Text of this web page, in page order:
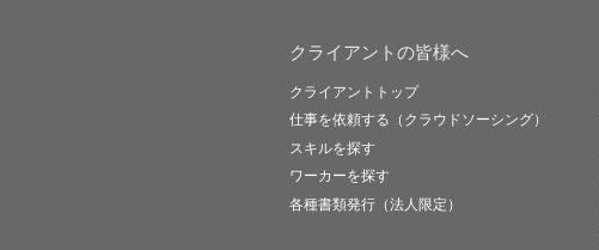
クライアントの皆様へ
クライアントトップ
仕事を依頼する（クラウドソーシング）
スキルを探す
ワーカーを探す
各種書類発行（法人限定）